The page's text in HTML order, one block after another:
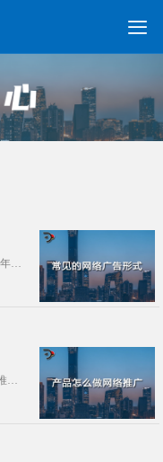

常见的网络广告形式有哪些?关于网络广告近十多年以来，已经产生了很多种形式的网络广告，下面小编给大家列举一些做下简单的介绍，企业···
产品怎么做网络推广(网络营销)?企业产品做网络推广首先要确定好目标受众，其次就是制定推广方案，最后就是定好推广渠道。下面，小编···